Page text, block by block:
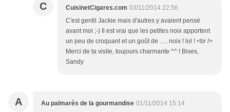
C CuisinetCigares.com 03/11/2014 22:56
C'est gentil Jackie mais d'autres y avaient pensé
avant moi ;-) Il est vrai que les petites noix apportent
un peu de croquant et un goût de ..... noix ! lol ! <br />
Merci de ta visite, toujours charmante ^^ ! Bises,
Sandy
A Au palmarès de la gourmandise 01/11/2014 15:14